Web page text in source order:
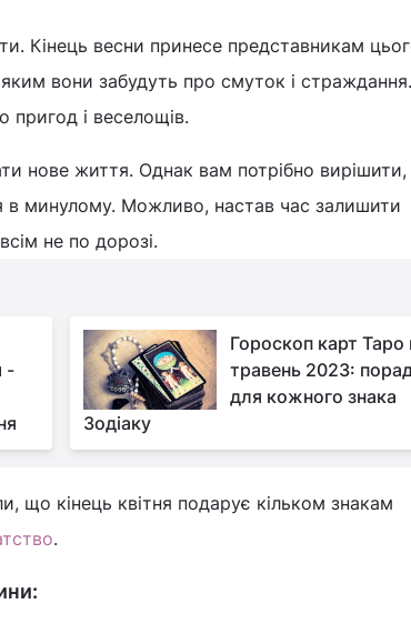
Кінець весни принесе представникам
вони забудуть про смуток і страждання.
пригод і веселощів.
нове життя. Однак вам потрібно вирішити,
в минулому. Можливо, настав час залишити
не по дорозі.
-
Гороскоп карт Таро
травень 2023:
для кожного знака
Зодіаку
що кінець квітня подарує кільком знакам
.